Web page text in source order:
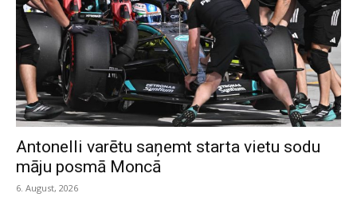
Antonelli varētu saņemt starta vietu sodu
māju posmā Moncā
6. August, 2026